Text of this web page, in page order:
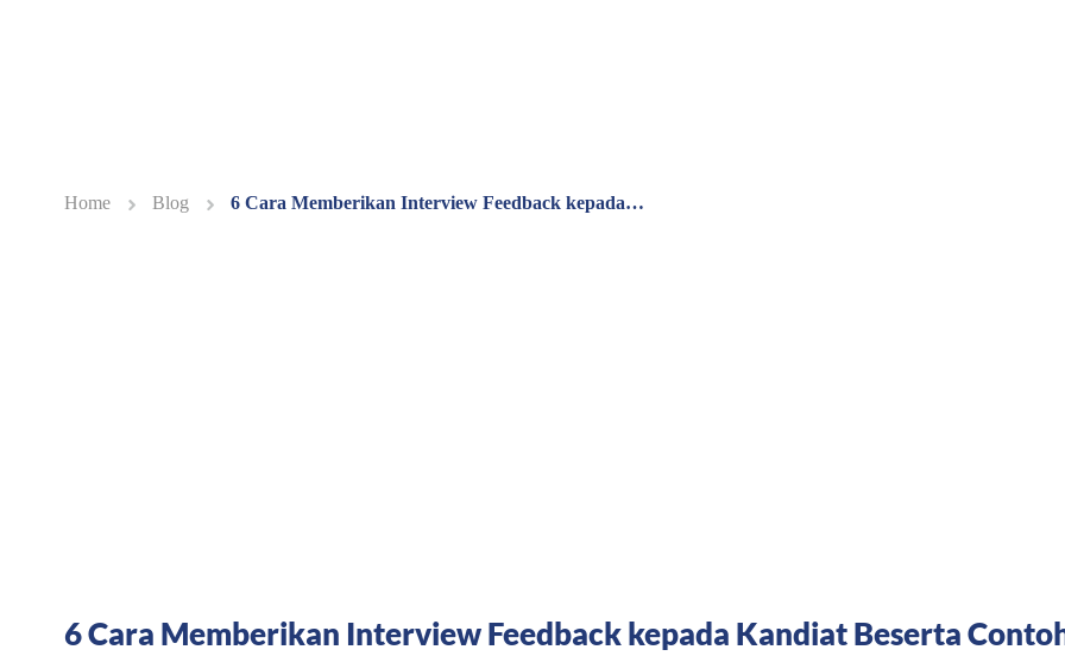
Home Blog 6 Cara Memberikan Interview Feedback kepada…
6 Cara Memberikan Interview Feedback kepada Kandiat Beserta